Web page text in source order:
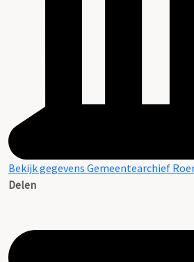
Bekijk gegevens Gemeentearchief
Delen